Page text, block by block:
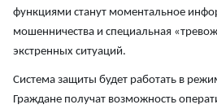
функциями станут моментальное
мошенничества и специальная
экстренных ситуаций.
Система защиты будет работать в
Граждане получат возможность